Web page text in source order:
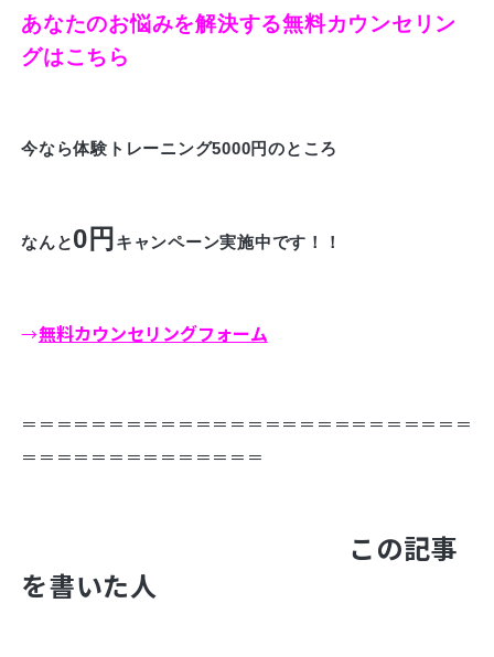
あなたのお悩みを解決する無料カウンセリン
グはこちら
今なら体験トレーニング5000円のところ
なんと0円 キャンペーン実施中です！！
→無料カウンセリングフォーム
＝＝＝＝＝＝＝＝＝＝＝＝＝＝＝＝＝＝＝＝＝＝＝＝＝＝
＝＝＝＝＝＝＝＝＝＝＝＝＝＝
この記事
を書いた人